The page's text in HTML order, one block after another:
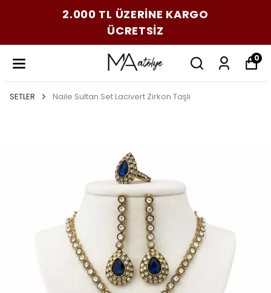
2.000 TL ÜZERİNE KARGO
ÜCRETSİZ
0
SETLER Naile Sultan Set Lacivert Zirkon Taşlı